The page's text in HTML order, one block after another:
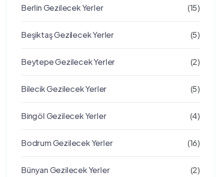
Berlin Gezilecek Yerler (15)
Beşiktaş Gezilecek Yerler (5)
Beytepe Gezilecek Yerler (2)
Bilecik Gezilecek Yerler (5)
Bingöl Gezilecek Yerler (4)
Bodrum Gezilecek Yerler (16)
Bünyan Gezilecek Yerler (2)